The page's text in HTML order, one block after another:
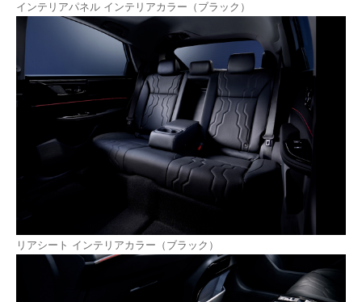
インテリアパネル インテリアカラー（ブラック）
リアシート インテリアカラー（ブラック）